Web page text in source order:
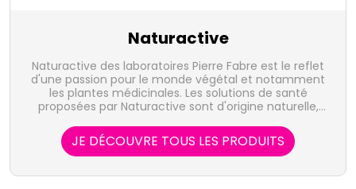
Naturactive
Naturactive des laboratoires Pierre Fabre est le reflet
d'une passion pour le monde végétal et notamment
les plantes médicinales. Les solutions de santé
proposées par Naturactive sont d'origine naturelle,
JE DÉCOUVRE TOUS LES PRODUITS